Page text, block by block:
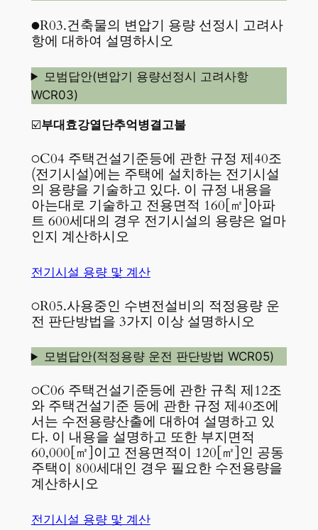
●R03.건축물의 변압기 용량 선정시 고려사
항에 대하여 설명하시오
모범답안(변압기 용량선정시 고려사항
WCR03)
☑️부대효강열단추억병결고불
○C04 주택건설기준등에 관한 규정 제40조
(전기시설)에는 주택에 설치하는 전기시설
의 용량을 기술하고 있다. 이 규정 내용을
아는대로 기술하고 전용면적 160[㎡]아파
트 600세대의 경우 전기시설의 용량은 얼마
인지 계산하시오
전기시설 용량 맟 계산
○R05.사용중인 수변전설비의 적정용량 운
전 판단방법을 3가지 이상 설명하시오
모범답안(적정용량 운전 판단방법 WCR05)
○C06 주택건설기준등에 관한 규칙 제12조
와 주택건설기준 등에 관한 규정 제40조에
서는 수전용량산출에 대하여 설명하고 있
다. 이 내용을 설명하고 또한 부지면적
60,000[㎡]이고 전용면적이 120[㎡]인 공동
주택이 800세대인 경우 필요한 수전용량을
계산하시오
전기시설 용량 맟 계산